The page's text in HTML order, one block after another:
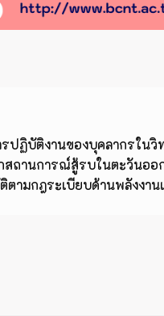
ปฏิบัติงานของบุคลากรในวิ
ถานการณ์สู้รบในตะวันออ
ตามกฎระเบียบด้านพลังงาน